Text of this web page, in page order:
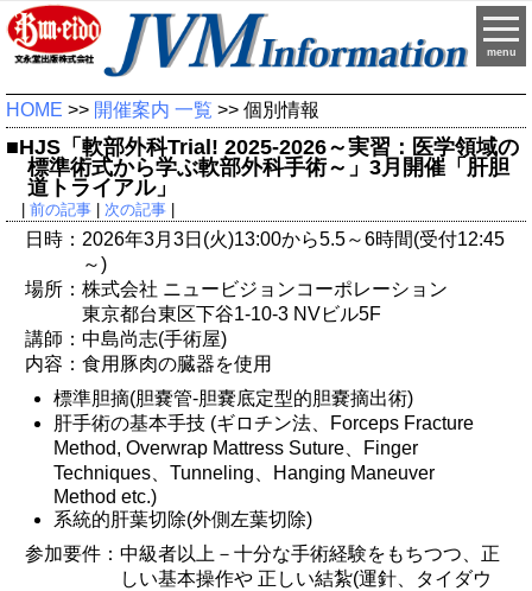
menu
HOME >> 開催案内 一覧 >> 個別情報
■HJS「軟部外科Trial! 2025-2026～実習：医学領域の
標準術式から学ぶ軟部外科手術～」3月開催「肝胆
道トライアル」
| 前の記事| 次の記事|
日時：2026年3月3日(火)13:00から5.5～6時間(受付12:45
～)
場所：株式会社 ニュービジョンコーポレーション
東京都台東区下谷1-10-3 NVビル5F
講師：中島尚志(手術屋)
内容：食用豚肉の臓器を使用
標準胆摘(胆嚢管-胆嚢底定型的胆嚢摘出術)
肝手術の基本手技 (ギロチン法、Forceps Fracture
Method, Overwrap Mattress Suture、Finger
Techniques、Tunneling、Hanging Maneuver
Method etc.)
系統的肝葉切除(外側左葉切除)
参加要件：中級者以上－十分な手術経験をもちつつ、正
しい基本操作や 正しい結紮(運針、タイダウ